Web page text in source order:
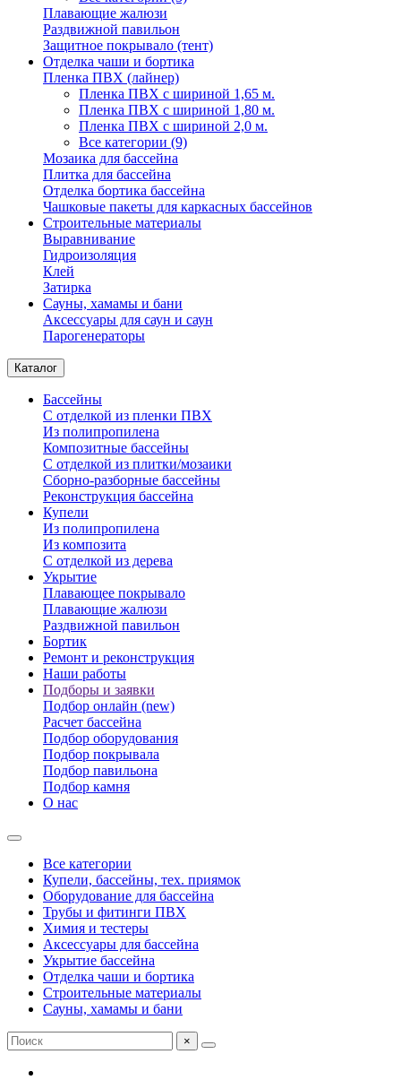
Плавающие жалюзи
Раздвижной павильон
Защитное покрывало (тент)
Отделка чаши и бортика
Пленка ПВХ (лайнер)
Пленка ПВХ с шириной 1,65 м.
Пленка ПВХ с шириной 1,80 м.
Пленка ПВХ с шириной 2,0 м.
Все категории (9)
Мозаика для бассейна
Плитка для бассейна
Отделка бортика бассейна
Чашковые пакеты для каркасных бассейнов
Строительные материалы
Выравнивание
Гидроизоляция
Клей
Затирка
Сауны, хамамы и бани
Аксессуары для саун и саун
Парогенераторы
Каталог
Бассейны
С отделкой из пленки ПВХ
Из полипропилена
Композитные бассейны
С отделкой из плитки/мозаики
Сборно-разборные бассейны
Реконструкция бассейна
Купели
Из полипропилена
Из композита
С отделкой из дерева
Укрытие
Плавающее покрывало
Плавающие жалюзи
Раздвижной павильон
Бортик
Ремонт и реконструкция
Наши работы
Подборы и заявки
Подбор онлайн (new)
Расчет бассейна
Подбор оборудования
Подбор покрывала
Подбор павильона
Подбор камня
О нас
Все категории
Купели, бассейны, тех. приямок
Оборудование для бассейна
Трубы и фитинги ПВХ
Химия и тестеры
Аксессуары для бассейна
Укрытие бассейна
Отделка чаши и бортика
Строительные материалы
Сауны, хамамы и бани
×